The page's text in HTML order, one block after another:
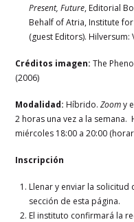
Present, Future, Editorial
Behalf of Atria, Institute
(guest Editors).
Créditos imagen: The
(2006)
Modalidad: Híbrido.Zoomy
2 horas una vez a la
miércoles 18:00 a 20:00
Inscripción
Llenar y enviar la
sección de esta página.
El instituto confirmará la